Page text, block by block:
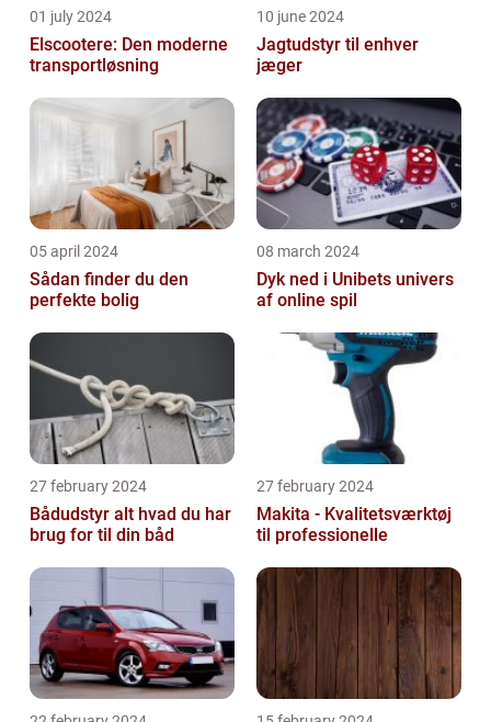
01 july 2024
Elscootere: Den moderne
transportløsning
10 june 2024
Jagtudstyr til enhver
jæger
05 april 2024
Sådan finder du den
perfekte bolig
08 march 2024
Dyk ned i Unibets univers
af online spil
27 february 2024
Bådudstyr alt hvad du har
brug for til din båd
27 february 2024
Makita - Kvalitetsværktøj
til professionelle